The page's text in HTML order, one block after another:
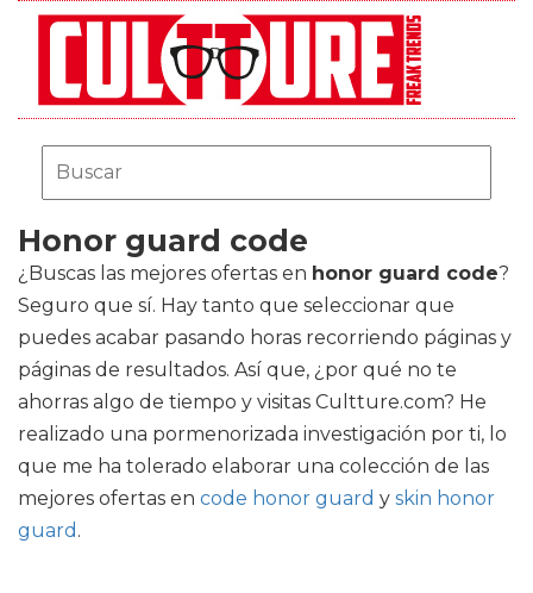
Honor guard code
¿Buscas las mejores ofertas en honor guard code?
Seguro que sí. Hay tanto que seleccionar que
puedes acabar pasando horas recorriendo páginas y
páginas de resultados. Así que, ¿por qué no te
ahorras algo de tiempo y visitas Cultture.com? He
realizado una pormenorizada investigación por ti, lo
que me ha tolerado elaborar una colección de las
mejores ofertas en code honor guard y skin honor
guard .